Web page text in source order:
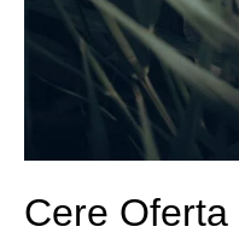
Cere Oferta